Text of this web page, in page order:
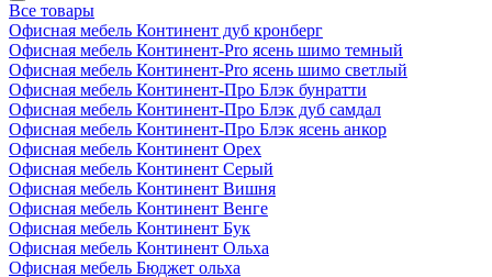
Все товары
Офисная мебель Континент дуб кронберг
Офисная мебель Континент-Pro ясень шимо темный
Офисная мебель Континент-Pro ясень шимо светлый
Офисная мебель Континент-Про Блэк бунратти
Офисная мебель Континент-Про Блэк дуб самдал
Офисная мебель Континент-Про Блэк ясень анкор
Офисная мебель Континент Орех
Офисная мебель Континент Серый
Офисная мебель Континент Вишня
Офисная мебель Континент Венге
Офисная мебель Континент Бук
Офисная мебель Континент Ольха
Офисная мебель Бюджет ольха